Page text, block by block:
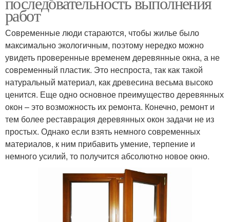
работ
Современные люди стараются, чтобы жилье было
максимально экологичным, поэтому нередко можно
увидеть проверенные временем деревянные окна, а не
современный пластик. Это неспроста, так как такой
натуральный материал, как древесина весьма высоко
ценится. Еще одно основное преимущество деревянных
окон – это возможность их ремонта. Конечно, ремонт и
тем более реставрация деревянных окон задачи не из
простых. Однако если взять немного современных
материалов, к ним прибавить умение, терпение и
немного усилий, то получится абсолютно новое окно.